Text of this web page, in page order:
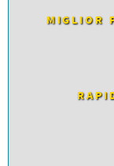
DORSALI
MIGLIOR